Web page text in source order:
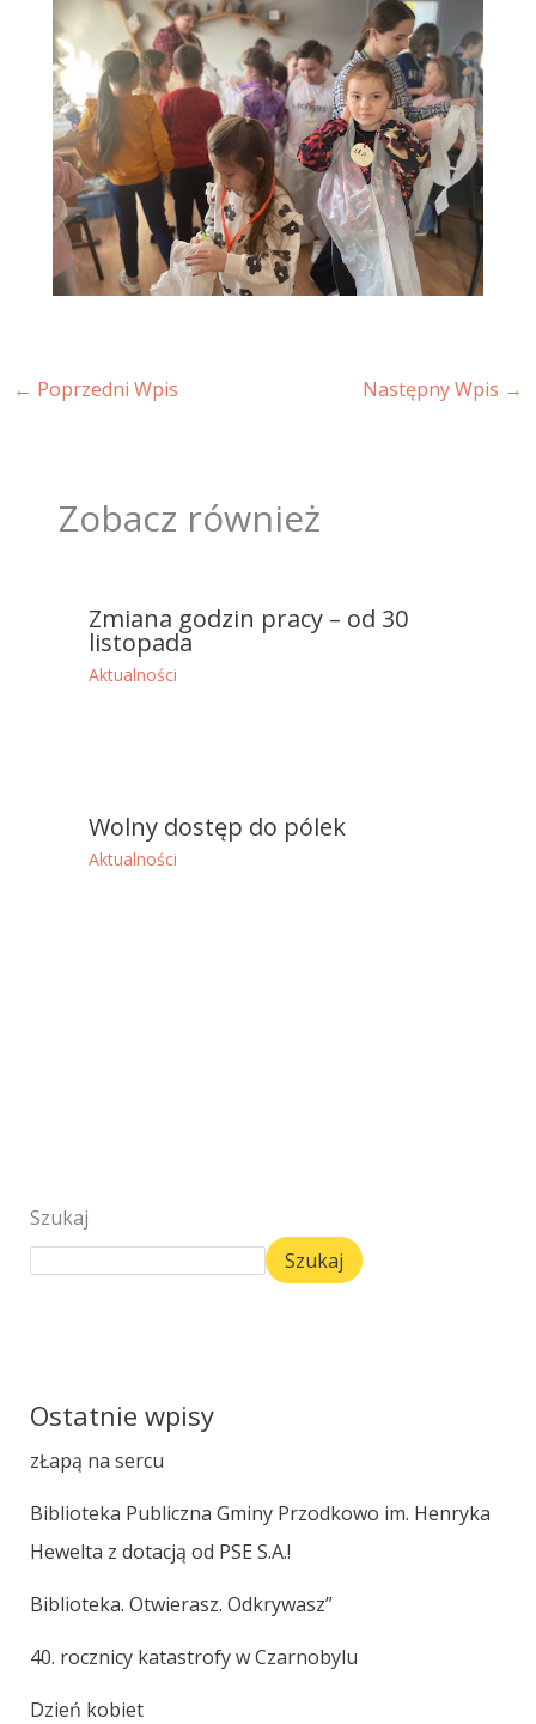
← Poprzedni Wpis Następny Wpis →
Zobacz również
Zmiana godzin pracy – od 30
listopada
Aktualności
Wolny dostęp do pólek
Aktualności
Szukaj
Szukaj
Ostatnie wpisy
zŁapą na sercu
Biblioteka Publiczna Gminy Przodkowo im. Henryka
Hewelta z dotacją od PSE S.A.!
Biblioteka. Otwierasz. Odkrywasz”
40. rocznicy katastrofy w Czarnobylu
Dzień kobiet